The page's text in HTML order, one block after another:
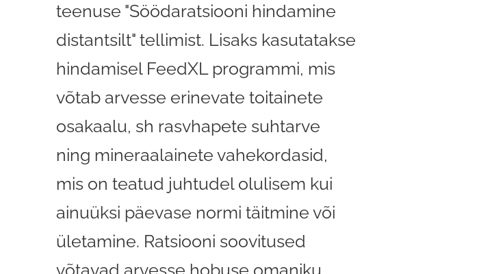
teenuse "Söödaratsiooni hindamine
distantsilt" tellimist. Lisaks kasutatakse
hindamisel FeedXL programmi, mis
võtab arvesse erinevate toitainete
osakaalu, sh rasvhapete suhtarve
ning mineraalainete vahekordasid,
mis on teatud juhtudel olulisem kui
ainuüksi päevase normi täitmine või
ületamine. Ratsiooni soovitused